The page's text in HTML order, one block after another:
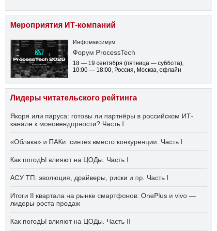
Мероприятия ИТ-компаний
Инфомаксимум
Форум ProcessTech
18 — 19 сентября (пятница — суббота),
10:00 — 18:00, Россия, Москва, офлайн
Лидеры читательского рейтинга
Якоря или паруса: готовы ли партнёры в российском ИТ-
канале к моновендорности? Часть I
«Облака» и ПАКи: синтез вместо конкуренции. Часть I
Как погодЫ влияют на ЦОДы. Часть I
АСУ ТП: эволюция, драйверы, риски и пр. Часть I
Итоги II квартала на рынке смартфонов: OnePlus и vivo —
лидеры роста продаж
Как погодЫ влияют на ЦОДы. Часть II